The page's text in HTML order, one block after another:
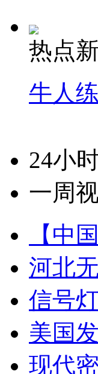
热点
牛人
24小
一周
【中
河北
信号
美国
现代